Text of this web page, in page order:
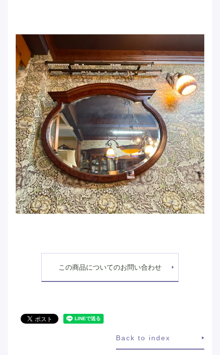
この商品についてのお問い合わせ
Back to index